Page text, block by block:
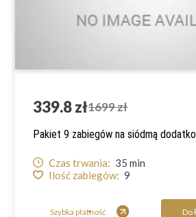
339.8 zł1699 zł
Pakiet 9 zabiegów na siódmą
Czas trwania: 35 min
Ilość zabiegów: 9
Szybka płatność Do